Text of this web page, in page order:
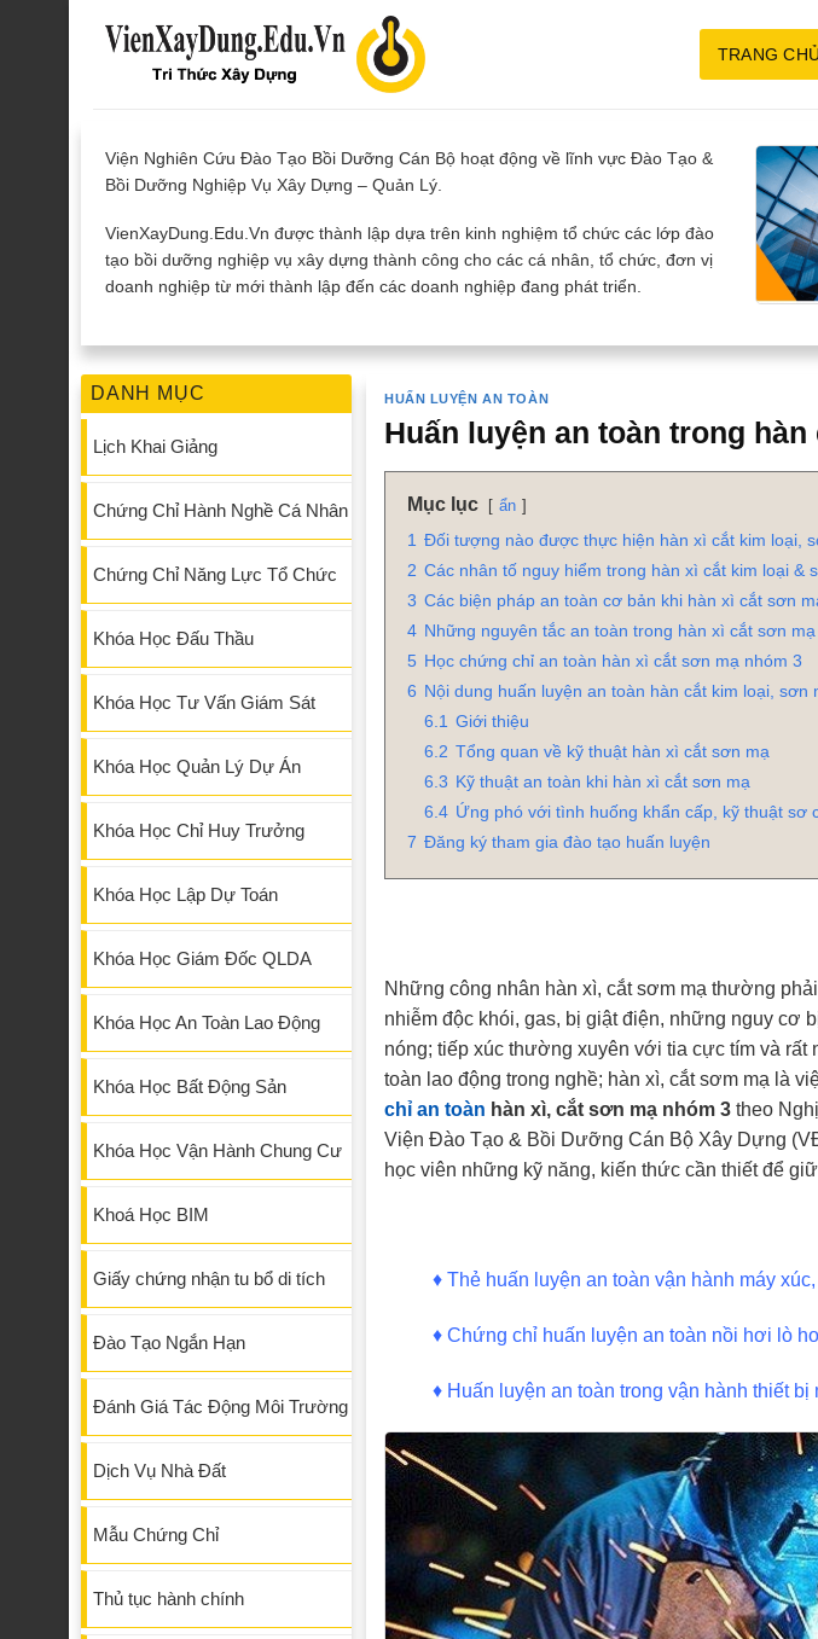
TRANG CHỦ
Viện Nghiên Cứu Đào Tạo Bồi Dưỡng Cán Bộ hoạt động về lĩnh vực Đào Tạo &
Bồi Dưỡng Nghiệp Vụ Xây Dựng – Quản Lý.
VienXayDung.Edu.Vn được thành lập dựa trên kinh nghiệm tổ chức các lớp đào
tạo bồi dưỡng nghiệp vụ xây dựng thành công cho các cá nhân, tổ chức, đơn vị
doanh nghiệp từ mới thành lập đến các doanh nghiệp đang phát triển.
DANH MỤC
Lịch Khai Giảng
Chứng Chỉ Hành Nghề Cá Nhân
Chứng Chỉ Năng Lực Tổ Chức
Khóa Học Đấu Thầu
Khóa Học Tư Vấn Giám Sát
Khóa Học Quản Lý Dự Án
Khóa Học Chỉ Huy Trưởng
Khóa Học Lập Dự Toán
Khóa Học Giám Đốc QLDA
Khóa Học An Toàn Lao Động
Khóa Học Bất Động Sản
Khóa Học Vận Hành Chung Cư
Khoá Học BIM
Giấy chứng nhận tu bổ di tích
Đào Tạo Ngắn Hạn
Đánh Giá Tác Động Môi Trường
Dịch Vụ Nhà Đất
Mẫu Chứng Chỉ
Thủ tục hành chính
HUẤN LUYỆN AN TOÀN
Huấn luyện an toàn trong
Mục lục ẩn
1 Đối tượng nào được thực hiện hàn xì cắt kim loại,
2 Các nhân tố nguy hiểm trong hàn xì cắt kim loại &
3 Các biện pháp an toàn cơ bản khi hàn xì cắt sơn
4 Những nguyên tắc an toàn trong hàn xì cắt sơn mạ
5 Học chứng chỉ an toàn hàn xì cắt sơn mạ nhóm 3
6 Nội dung huấn luyện an toàn hàn cắt kim loại, sơn
6.1 Giới thiệu
6.2 Tổng quan về kỹ thuật hàn xì cắt sơn mạ
6.3 Kỹ thuật an toàn khi hàn xì cắt sơn mạ
6.4 Ứng phó với tình huống khẩn cấp, kỹ thuật sơ
7 Đăng ký tham gia đào tạo huấn luyện
Những công nhân hàn xì, cắt sơm mạ thường
nhiễm độc khói, gas, bị giật điện, những nguy cơ
nóng; tiếp xúc thường xuyên với tia cực tím và rất
toàn lao động trong nghề; hàn xì, cắt sơm mạ là
chỉ an toàn hàn xì, cắt sơn mạ nhóm 3 theo
Viện Đào Tạo & Bồi Dưỡng Cán Bộ Xây Dựng
học viên những kỹ năng, kiến thức cần thiết để
♦ Thẻ huấn luyện an toàn vận hành máy
♦ Chứng chỉ huấn luyện an toàn nồi hơi lò
♦ Huấn luyện an toàn trong vận hành thiết bị